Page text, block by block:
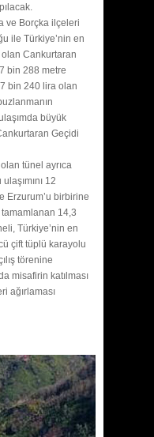
ve Borçka ilçeleri
ile Türkiye’nin en
Cankurtaran
bin 288 metre
bin 240 lira olan
büyük
Geçidi
tünel ayrıca
12
Erzurum’u birbirine
14,3
Türkiye’nin en
çift tüplü karayolu
törenine
misafirin katılması
ağırlaması